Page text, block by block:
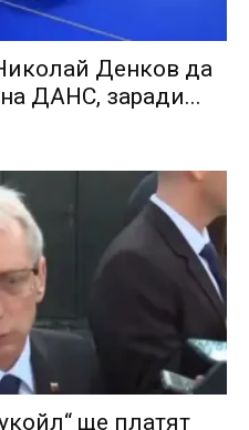
Денков да
ДАНС, заради...
ще платят